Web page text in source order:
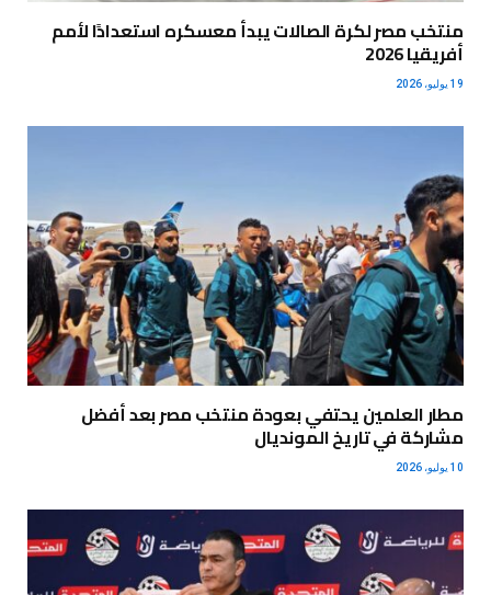
منتخب مصر لكرة الصالات يبدأ معسكره استعدادًا لأمم
أفريقيا 2026
19 يوليو، 2026
مطار العلمين يحتفي بعودة منتخب مصر بعد أفضل
مشاركة في تاريخ المونديال
10 يوليو، 2026